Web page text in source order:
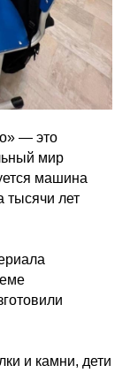
— это
мир
машина
тысячи лет
и камни, дети